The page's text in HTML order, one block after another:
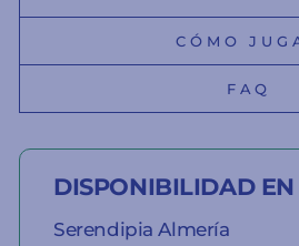
CÓMO
FAQ
DISPONIBILIDAD
Serendipia Almería